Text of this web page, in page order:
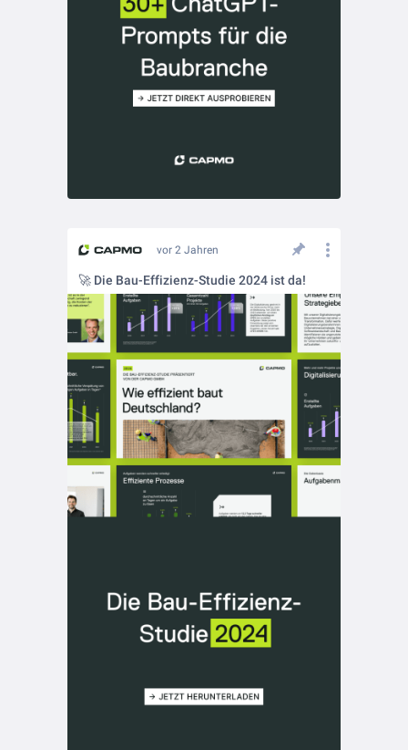
vor 2 Jahren
🚀 Die Bau-Effizienz-Studie 2024 ist da!